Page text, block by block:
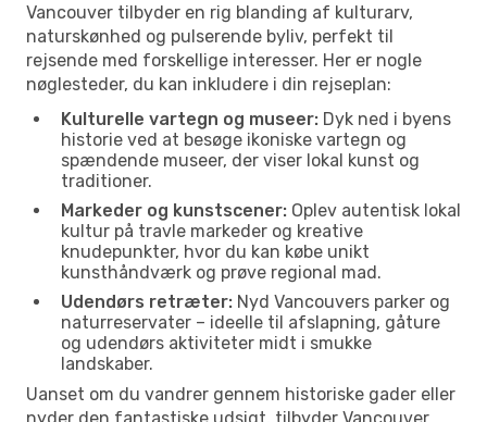
Vancouver tilbyder en rig blanding af kulturarv,
naturskønhed og pulserende byliv, perfekt til
rejsende med forskellige interesser. Her er nogle
nøglesteder, du kan inkludere i din rejseplan:
Kulturelle vartegn og museer: Dyk ned i byens
historie ved at besøge ikoniske vartegn og
spændende museer, der viser lokal kunst og
traditioner.
Markeder og kunstscener: Oplev autentisk lokal
kultur på travle markeder og kreative
knudepunkter, hvor du kan købe unikt
kunsthåndværk og prøve regional mad.
Udendørs retræter: Nyd Vancouvers parker og
naturreservater – ideelle til afslapning, gåture
og udendørs aktiviteter midt i smukke
landskaber.
Uanset om du vandrer gennem historiske gader eller